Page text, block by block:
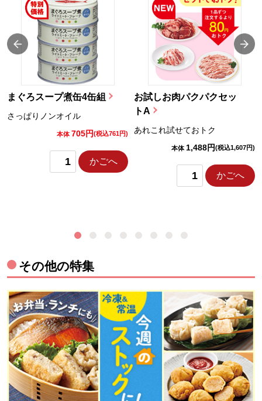
まぐろスープ煮缶4缶組
さっぱりノンオイル
本体 705円(税込761円)
かごへ
お試しお肉パクパクセッ
トA
あれこれ試せておトク
本体 1,488円(税込1,607円)
かごへ
その他の特集